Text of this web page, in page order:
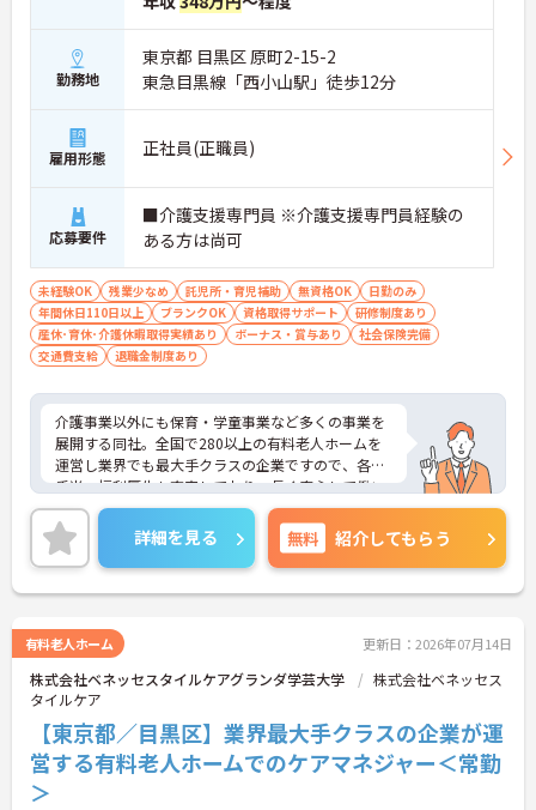
勤務地
東京都 目黒区 原町2-15-2
東急目黒線「西小山駅」徒歩12分
雇用形態 正社員(正職員)
応募要件
■介護支援専門員 ※介護支援専門員経験の
ある方は尚可
未経験OK 残業少なめ 託児所・育児補助 無資格OK
日勤のみ
年間休日110日以上
ブランクOK 資格取得サポート
研修制度あり
産休･育休･介護休暇取得実績あり
ボーナス・賞与あり
社会保険完備
交通費支給
退職金制度あり
介護事業以外にも保育・学童事業など多くの事業を
展開する同社。全国で280以上の有料老人ホームを
運営し業界でも最大手クラスの企業ですので、各種
手当、福利厚生も充実しており、長く安心して働い
ていただける環境です。ご興味ある方には、面接対
策ポイントなど、さらに詳細をお話しいたしますの
でお気軽にご相談ください。
詳細を見る 無料 紹介してもらう
有料老人ホーム 更新日：2026年07月14日
株式会社ベネッセスタイルケアグランダ学芸大学
株式会社ベネッセス
タイルケア
【東京都／目黒区】業界最大手クラスの企業が運
営する有料老人ホームでのケアマネジャー＜常勤
＞